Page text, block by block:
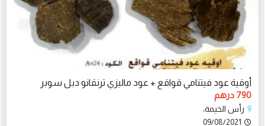
أوقية عود فيتنامي قواقع + عود ماليزي ترنقانو دبل سوبر
790 درهم
رأس الخيمة،
09/08/2021